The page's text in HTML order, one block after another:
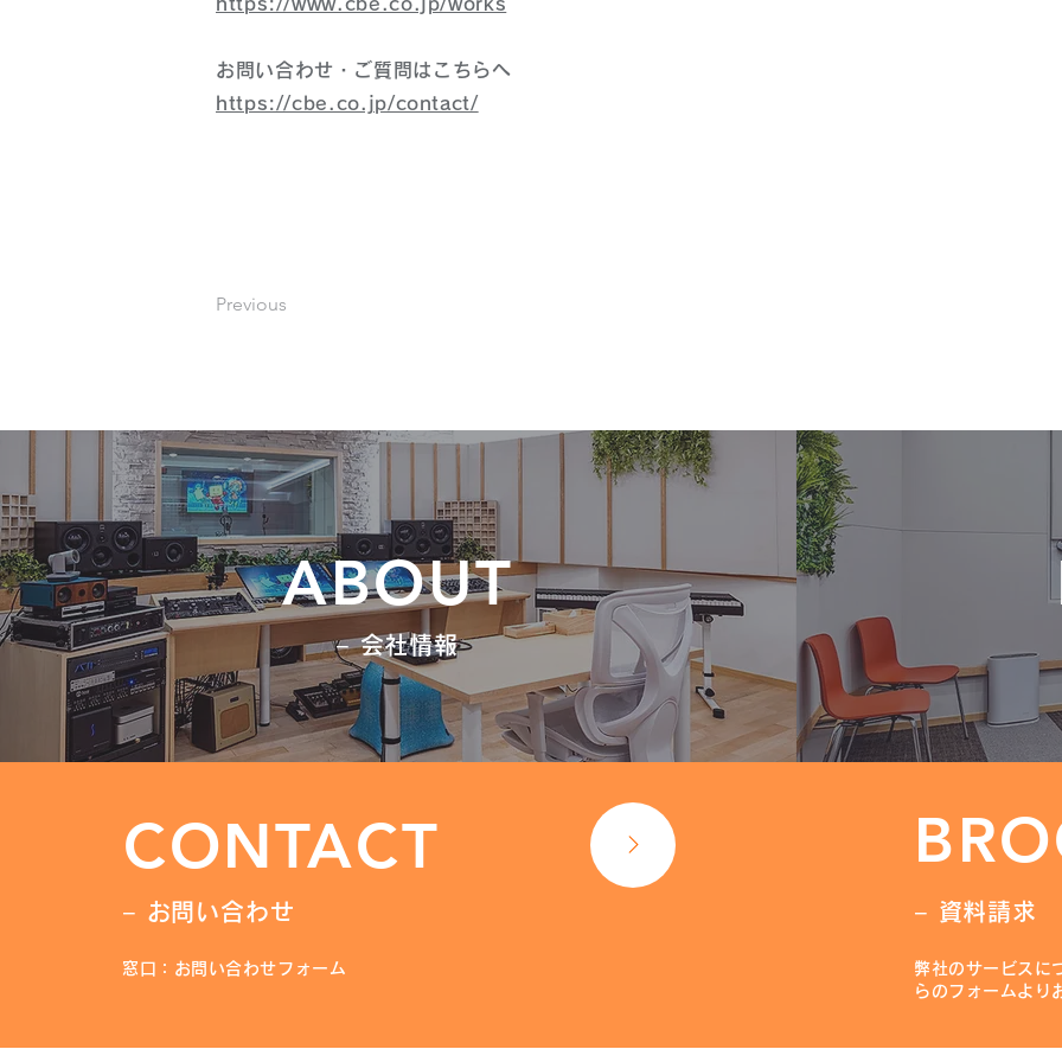
お問い合わせ・ご質問はこちらへ
https://cbe.co.jp/contact/
Previous
ABOUT
− 会社情報
CONTACT
− お問い合わせ
窓口：お問い合わせフォーム
− 資料請求
弊社のサービスに
らのフォームより